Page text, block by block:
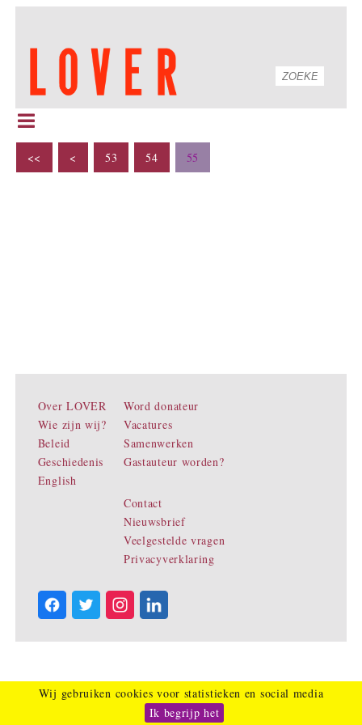
Wij gebruiken cookies voor statistieken en social media
Ik begrijp het
<< < 53 54 55
Over LOVER
Wie zijn wij?
Beleid
Geschiedenis
English
Word donateur
Vacatures
Samenwerken
Gastauteur worden?
Contact
Nieuwsbrief
Veelgestelde vragen
Privacyverklaring